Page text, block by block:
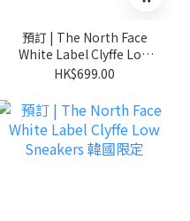
預訂 | The North Face
White Label Clyffe Low
Sneakers 韓國限定
HK$699.00